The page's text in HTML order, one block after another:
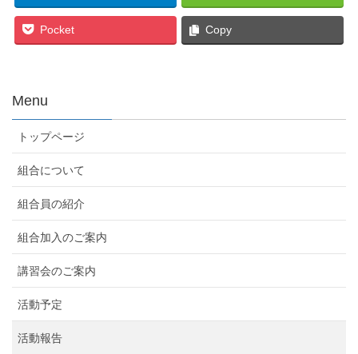
Pocket Copy
Menu
トップページ
組合について
組合員の紹介
組合加入のご案内
講習会のご案内
活動予定
活動報告